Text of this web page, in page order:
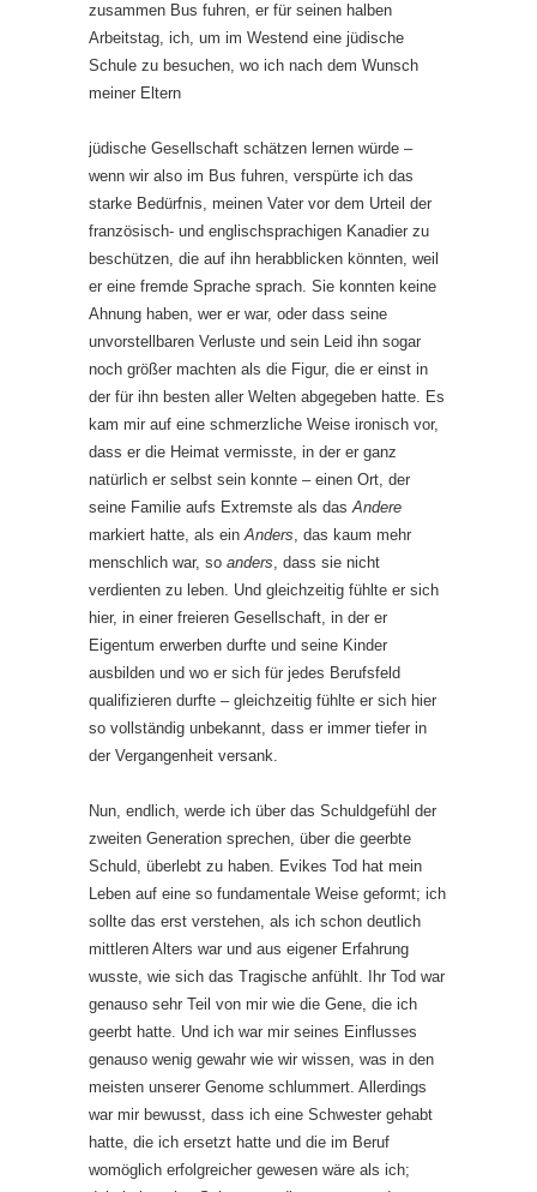
zusammen Bus fuhren, er für seinen halben
Arbeitstag, ich, um im Westend eine jüdische
Schule zu besuchen, wo ich nach dem Wunsch
meiner Eltern
jüdische Gesellschaft schätzen lernen würde –
wenn wir also im Bus fuhren, verspürte ich das
starke Bedürfnis, meinen Vater vor dem Urteil der
französisch- und englischsprachigen Kanadier zu
beschützen, die auf ihn herabblicken könnten, weil
er eine fremde Sprache sprach. Sie konnten keine
Ahnung haben, wer er war, oder dass seine
unvorstellbaren Verluste und sein Leid ihn sogar
noch größer machten als die Figur, die er einst in
der für ihn besten aller Welten abgegeben hatte. Es
kam mir auf eine schmerzliche Weise ironisch vor,
dass er die Heimat vermisste, in der er ganz
natürlich er selbst sein konnte – einen Ort, der
seine Familie aufs Extremste als dasAndere
markiert hatte, als einAnders, das kaum mehr
menschlich war, so anders, dass sie nicht
verdienten zu leben. Und gleichzeitig fühlte er sich
hier, in einer freieren Gesellschaft, in der er
Eigentum erwerben durfte und seine Kinder
ausbilden und wo er sich für jedes Berufsfeld
qualifizieren durfte – gleichzeitig fühlte er sich hier
so vollständig unbekannt, dass er immer tiefer in
der Vergangenheit versank.
Nun, endlich, werde ich über das Schuldgefühl der
zweiten Generation sprechen, über die geerbte
Schuld, überlebt zu haben. Evikes Tod hat mein
Leben auf eine so fundamentale Weise geformt; ich
sollte das erst verstehen, als ich schon deutlich
mittleren Alters war und aus eigener Erfahrung
wusste, wie sich das Tragische anfühlt. Ihr Tod war
genauso sehr Teil von mir wie die Gene, die ich
geerbt hatte. Und ich war mir seines Einflusses
genauso wenig gewahr wie wir wissen, was in den
meisten unserer Genome schlummert. Allerdings
war mir bewusst, dass ich eine Schwester gehabt
hatte, die ich ersetzt hatte und die im Beruf
womöglich erfolgreicher gewesen wäre als ich;